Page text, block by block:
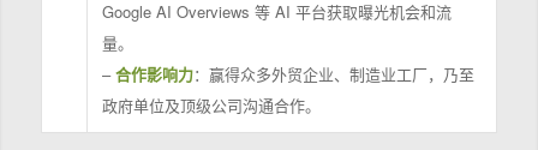
Google AI Overviews 等 AI 平台获取曝光机会和流
量。
–合作影响力：赢得众多外贸企业、制造业工厂，乃至
政府单位及顶级公司沟通合作。